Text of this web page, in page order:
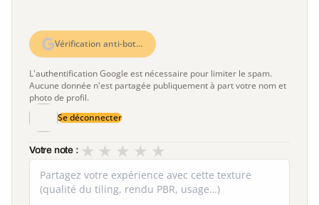
Vérification anti-bot…
L'authentification Google est nécessaire pour limiter le spam.
Aucune donnée n'est partagée publiquement à part votre nom et
photo de profil.
Se déconnecter
Votre note : ★
★
★
★
★